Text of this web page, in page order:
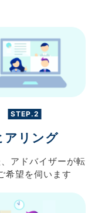
STEP.2
アリング
アドバイザーが転
希望を伺います